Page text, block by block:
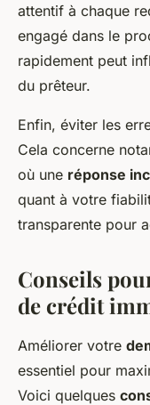
attentif à chaque
engagé dans le
rapidement peut
du prêteur.
Enfin, éviter les
Cela concerne
où une réponse
quant à votre
transparente pour
Conseils
de crédit
Améliorer votre
essentiel pour
Voici quelques